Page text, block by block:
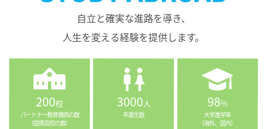
自立と確実な進路を導き、
人生を変える経験を提供します。
200校
パートナー教育機関の数
（提携高校の数）
3000人
卒業生数
98%
大学進学率
（海外、国内）